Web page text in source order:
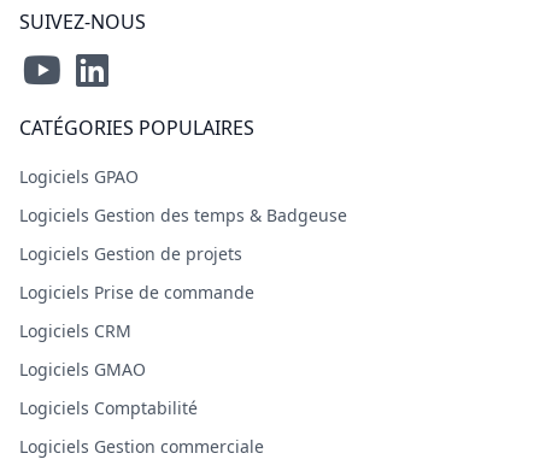
SUIVEZ-NOUS
CATÉGORIES POPULAIRES
Logiciels GPAO
Logiciels Gestion des temps & Badgeuse
Logiciels Gestion de projets
Logiciels Prise de commande
Logiciels CRM
Logiciels GMAO
Logiciels Comptabilité
Logiciels Gestion commerciale